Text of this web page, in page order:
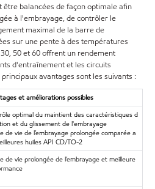
balancées de façon optimale afin
à l'embrayage, de contrôler le
maximal de la barre de
sur une pente à des températures
50 et 60 offrent un rendement
d'entraînement et les circuits
avantages sont les suivants :
et améliorations possibles
optimal du maintient des caractéristiques d
et du glissement de l'embrayage
de vie de l’embrayage prolongée comparée a
huiles API CD/TO-2
de vie prolongée de l’embrayage et meilleure